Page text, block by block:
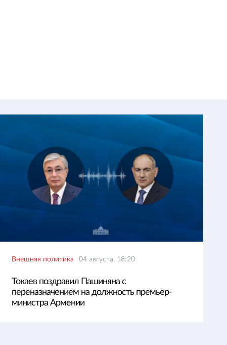
Внешняя политика 04 августа, 18:20
Токаев поздравил Пашиняна с
переназначением на должность премьер-
министра Армении